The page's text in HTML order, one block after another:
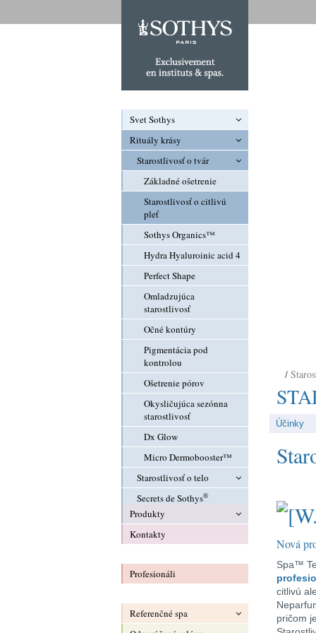
Svet Sothys
História
Prestíž
Legenda mena Sothys
Sothys na Slovensku
Rituály krásy
Starostlivosť o tvár
Základné ošetrenie
Starostlivosť o citlivú
pleť
Sothys Organics™
Hydra Hyaluroinic acid 4
Perfect Shape
Omladzujúca
starostlivosť
Očné kontúry
Pigmentácia pod
kontrolou
Ošetrenie pórov
Okysličujúca sezónna
starostlivosť
Dx Glow
Micro Dermobooster™
Starostlivosť o telo
Indonésie Ancestrale™
Omladzujúca telová
starostlivosť
Zoštíhlenie
Ceremónia orientálnych
vôní
Secrets de Sothys®
Pre pánov
Produkty
Starostlivosť o tvár
Esenciálne ampulky
Omladzujúce séra
Indonésie Ancestrale
starostlivosť
Sensations orientales
Secrets de Sothys
Opaľovacie produkty
Kontakty
Profesionáli
Referenčné spa
/
Účinky
Nová
Spa™
citlivú
pričom